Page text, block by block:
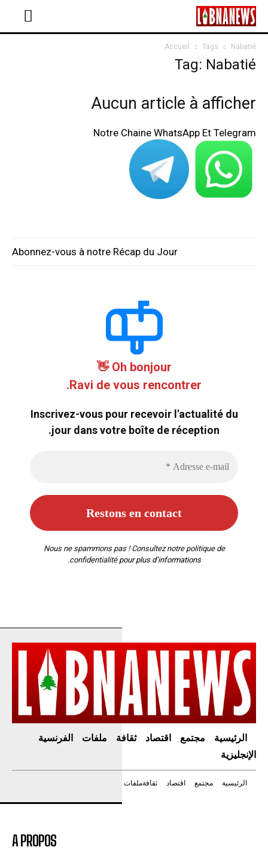
Accueil Tags Nabatié
Tag: Nabatié
Aucun article à afficher
Notre Chaine WhatsApp Et Telegram
Abonnez-vous à notre Récap du Jour
Oh bonjour 👋
Ravi de vous rencontrer.
Inscrivez-vous pour recevoir l'actualité du
jour dans votre boîte de réception.
Nous ne spammons pas ! Consultez notre politique de
confidentialitépour plus d’informations.
الرئيسية مجتمع اقتصاد ثقافة ملفات
الفرنسية
الإنجليزية
الرئيسية مجتمع اقتصاد ثقافةملفات
A PROPOS